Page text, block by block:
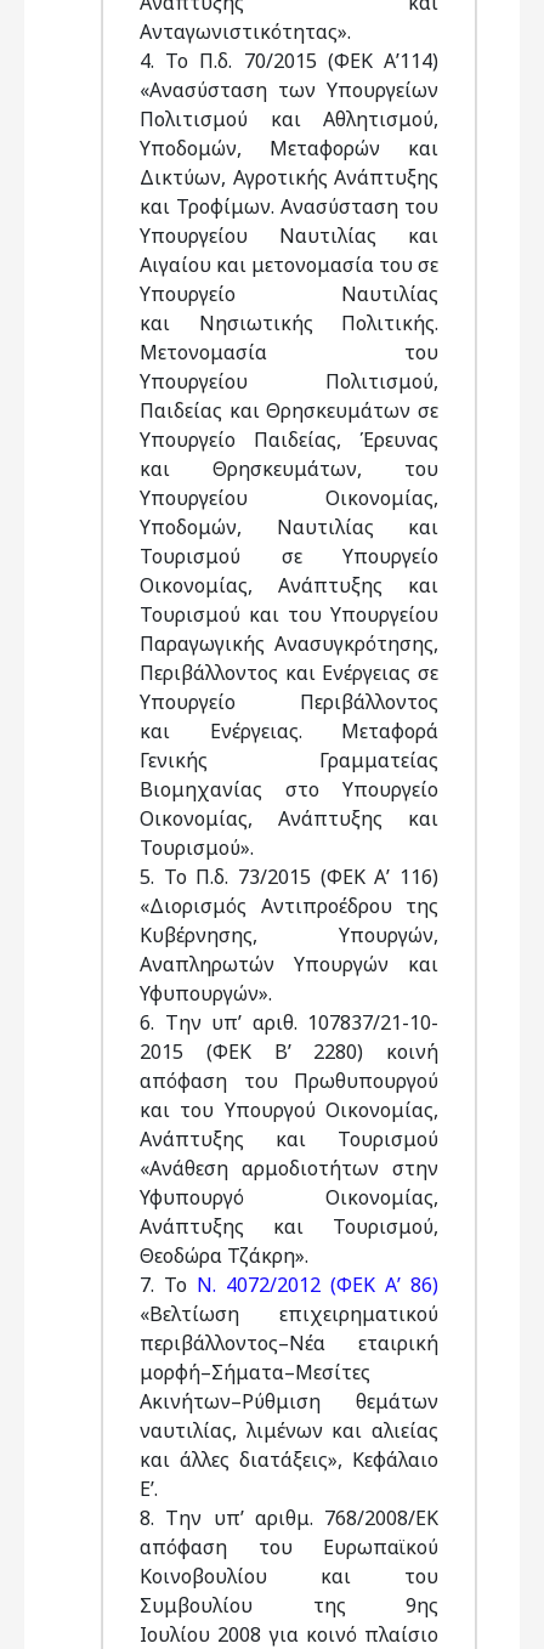
Ανταγωνιστικότητας».
4. Το Π.δ. 70/2015 (ΦΕΚ Α’114)
«Ανασύσταση των Υπουργείων
Πολιτισμού και Αθλητισμού,
Υποδομών, Μεταφορών και
Δικτύων, Αγροτικής Ανάπτυξης
και Τροφίμων. Ανασύσταση του
Υπουργείου Ναυτιλίας και
Αιγαίου και μετονομασία του σε
Υπουργείο Ναυτιλίας
και Νησιωτικής Πολιτικής.
Μετονομασία του
Υπουργείου Πολιτισμού,
Παιδείας και Θρησκευμάτων σε
Υπουργείο Παιδείας, Έρευνας
και Θρησκευμάτων, του
Υπουργείου Οικονομίας,
Υποδομών, Ναυτιλίας και
Τουρισμού σε Υπουργείο
Οικονομίας, Ανάπτυξης και
Τουρισμού και του Υπουργείου
Παραγωγικής Ανασυγκρότησης,
Περιβάλλοντος και Ενέργειας σε
Υπουργείο Περιβάλλοντος
και Ενέργειας. Μεταφορά
Γενικής Γραμματείας
Βιομηχανίας στο Υπουργείο
Οικονομίας, Ανάπτυξης και
Τουρισμού».
5. Το Π.δ. 73/2015 (ΦΕΚ Α’ 116)
«Διορισμός Αντιπροέδρου της
Κυβέρνησης, Υπουργών,
Αναπληρωτών Υπουργών και
Υφυπουργών».
6. Την υπ’ αριθ. 107837/21-10-
2015 (ΦΕΚ Β’ 2280) κοινή
απόφαση του Πρωθυπουργού
και του Υπουργού Οικονομίας,
Ανάπτυξης και Τουρισμού
«Ανάθεση αρμοδιοτήτων στην
Υφυπουργό Οικονομίας,
Ανάπτυξης και Τουρισμού,
Θεοδώρα Τζάκρη».
7. Το Ν. 4072/2012 (ΦΕΚ Α’ 86)
«Βελτίωση επιχειρηματικού
περιβάλλοντος–Νέα εταιρική
μορφή–Σήματα–Μεσίτες
Ακινήτων–Ρύθμιση θεμάτων
ναυτιλίας, λιμένων και αλιείας
και άλλες διατάξεις», Κεφάλαιο
Ε’.
8. Την υπ’ αριθμ. 768/2008/ΕΚ
απόφαση του Ευρωπαϊκού
Κοινοβουλίου και του
Συμβουλίου της 9ης
Ιουλίου 2008 για κοινό πλαίσιο